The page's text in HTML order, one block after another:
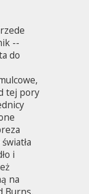
--
do
tej pory
i
na